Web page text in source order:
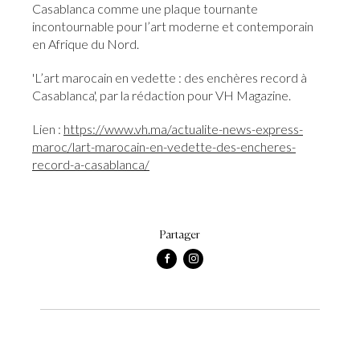
Casablanca comme une plaque tournante
incontournable pour l’art moderne et contemporain
en Afrique du Nord.
'L’art marocain en vedette : des enchères record à
Casablanca', par la rédaction pour VH Magazine.
Lien : https://www.vh.ma/actualite-news-express-
maroc/lart-marocain-en-vedette-des-encheres-
record-a-casablanca/
Partager